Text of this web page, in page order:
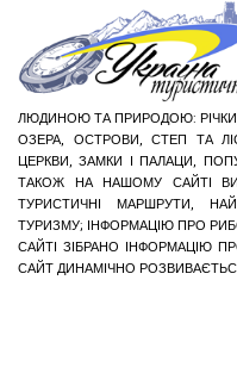
ЛЮДИНОЮ ТА ПРИРОДОЮ:
ОЗЕРА, ОСТРОВИ, СТЕП ТА
ЦЕРКВИ, ЗАМКИ І ПАЛАЦИ,
ТАКОЖ НА НАШОМУ САЙТІ
ТУРИСТИЧНІ МАРШРУТИ,
ТУРИЗМУ; ІНФОРМАЦІЮ ПРО
САЙТІ ЗІБРАНО ІНФОРМАЦІЮ
САЙТ ДИНАМІЧНО